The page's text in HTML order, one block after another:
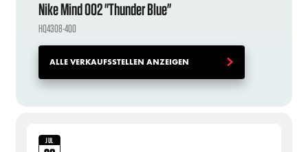
Nike Mind 002 "Thunder Blue"
HQ4308-400
ALLE VERKAUFSSTELLEN ANZEIGEN
JUL